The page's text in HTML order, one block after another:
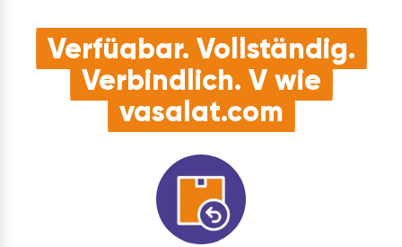
Verfügbar. Vollständig.
Verbindlich. V wie
vasalat.com